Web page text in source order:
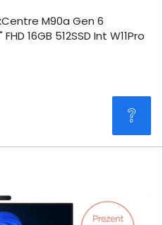
M90a Gen 6
16GB 512SSD Int W11Pro